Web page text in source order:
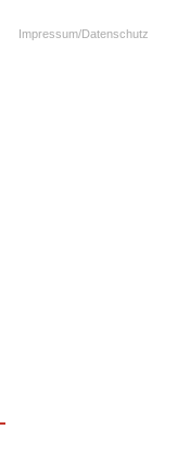
Impressum/Datenschutz